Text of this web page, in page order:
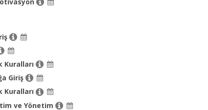
Kuralları
Giriş
Kuralları
ve Yönetim